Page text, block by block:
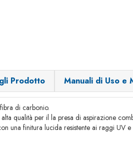
Prodotto Manuali di Uso e
di carbonio.
qualità per il la presa di aspirazione
una finitura lucida resistente ai raggi